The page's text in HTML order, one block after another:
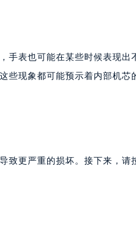
手表也可能在某些时候表现出
些现象都可能预示着内部机芯
致更严重的损坏。接下来，请